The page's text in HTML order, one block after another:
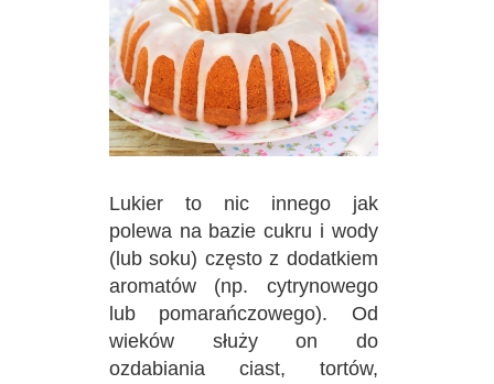
Lukier to nic innego jak
polewa na bazie cukru i wody
(lub soku) często z dodatkiem
aromatów (np. cytrynowego
lub pomarańczowego). Od
wieków służy on do
ozdabiania ciast, tortów,